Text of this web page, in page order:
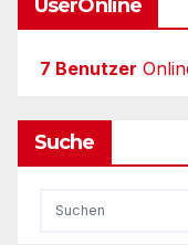
UserOnline
7 Benutzer
Suche